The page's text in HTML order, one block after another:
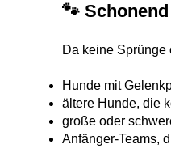
🐾
Da keine Sprünge
Hunde mit
ältere Hunde, die
große oder
Anfänger-Teams,